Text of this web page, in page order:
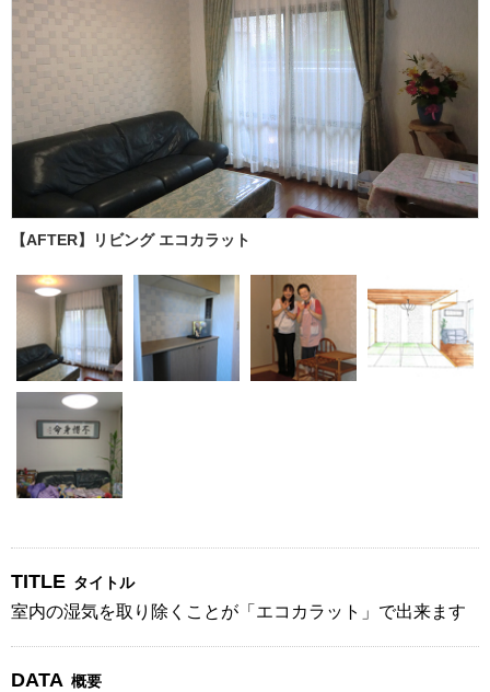
【AFTER】リビング エコカラット
TITLE タイトル
室内の湿気を取り除くことが「エコカラット」で出来ます
DATA 概要